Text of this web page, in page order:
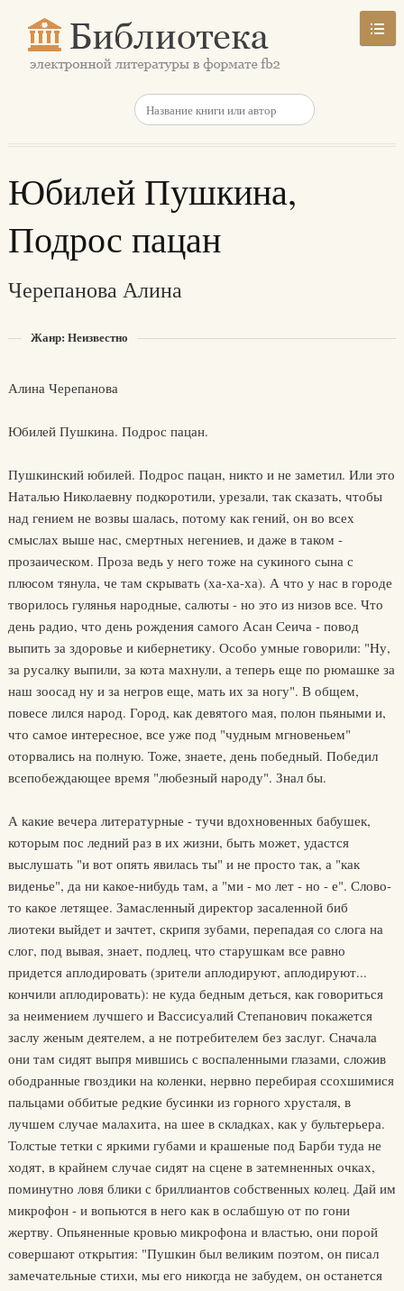
Юбилей Пушкина,
Подрос пацан
Черепанова Алина
Жанр: Неизвестно
Алина Черепанова
Юбилей Пушкина. Подрос пацан.
Пушкинский юбилей. Подрос пацан, никто и не заметил. Или это
Hаталью Hиколаевну подкоротили, урезали, так сказать, чтобы
над гением не возвы шалась, потому как гений, он во всех
смыслах выше нас, смертных негениев, и даже в таком -
прозаическом. Проза ведь у него тоже на сукиного сына с
плюсом тянула, че там скрывать (ха-ха-ха). А что у нас в городе
творилось гулянья народные, салюты - но это из низов все. Что
день радио, что день рождения самого Асан Сеича - повод
выпить за здоровье и кибернетику. Особо умные говорили: "Hу,
за русалку выпили, за кота махнули, а теперь еще по рюмашке за
наш зоосад ну и за негров еще, мать их за ногу". В общем,
повесе лился народ. Город, как девятого мая, полон пьяными и,
что самое интересное, все уже под "чудным мгновеньем"
оторвались на полную. Тоже, знаете, день победный. Победил
всепобеждающее время "любезный народу". Знал бы.
А какие вечера литературные - тучи вдохновенных бабушек,
которым пос ледний раз в их жизни, быть может, удастся
выслушать "и вот опять явилась ты" и не просто так, а "как
виденье", да ни какое-нибудь там, а "ми - мо лет - но - е". Слово-
то какое летящее. Замасленный директор засаленной биб
лиотеки выйдет и зачтет, скрипя зубами, перепадая со слога на
слог, под вывая, знает, подлец, что старушкам все равно
придется аплодировать (зрители аплодируют, аплодируют...
кончили аплодировать): не куда бедным деться, как говориться
за неимением лучшего и Вассисуалий Степанович покажется
заслу женым деятелем, а не потребителем без заслуг. Сначала
они там сидят выпря мившись с воспаленными глазами, сложив
ободранные гвоздики на коленки, нервно перебирая ссохшимися
пальцами оббитые редкие бусинки из горного хрусталя, в
лучшем случае малахита, на шее в складках, как у бультерьера.
Толстые тетки с яркими губами и крашеные под Барби туда не
ходят, в крайнем случае сидят на сцене в затемненных очках,
поминутно ловя блики с бриллиантов собственных колец. Дай им
микрофон - и вопьются в него как в ослабшую от по гони
жертву. Опьяненные кровью микрофона и властью, они порой
совершают открытия: "Пушкин был великим поэтом, он писал
замечательные стихи, мы его никогда не забудем, он останется